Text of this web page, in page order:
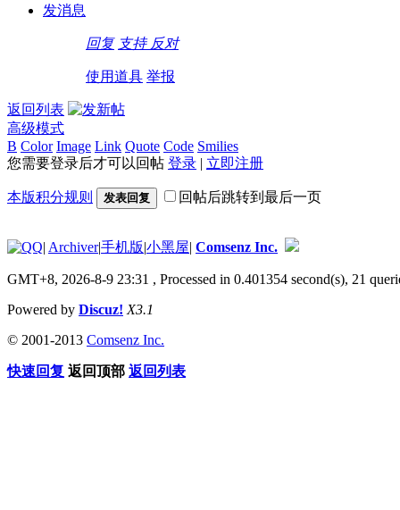
发消息
回复 支持 反对
使用道具 举报
返回列表
高级模式
B Color Image Link Quote Code Smilies
您需要登录后才可以回帖 登录 | 立即注册
本版积分规则 发表回复 回帖后跳转到最后一页
| Archiver|手机版|小黑屋| Comsenz Inc.
GMT+8, 2026-8-9 23:31 , Processed in 0.401354 second(s), 21
Powered by Discuz! X3.1
© 2001-2013 Comsenz Inc.
快速回复 返回顶部 返回列表